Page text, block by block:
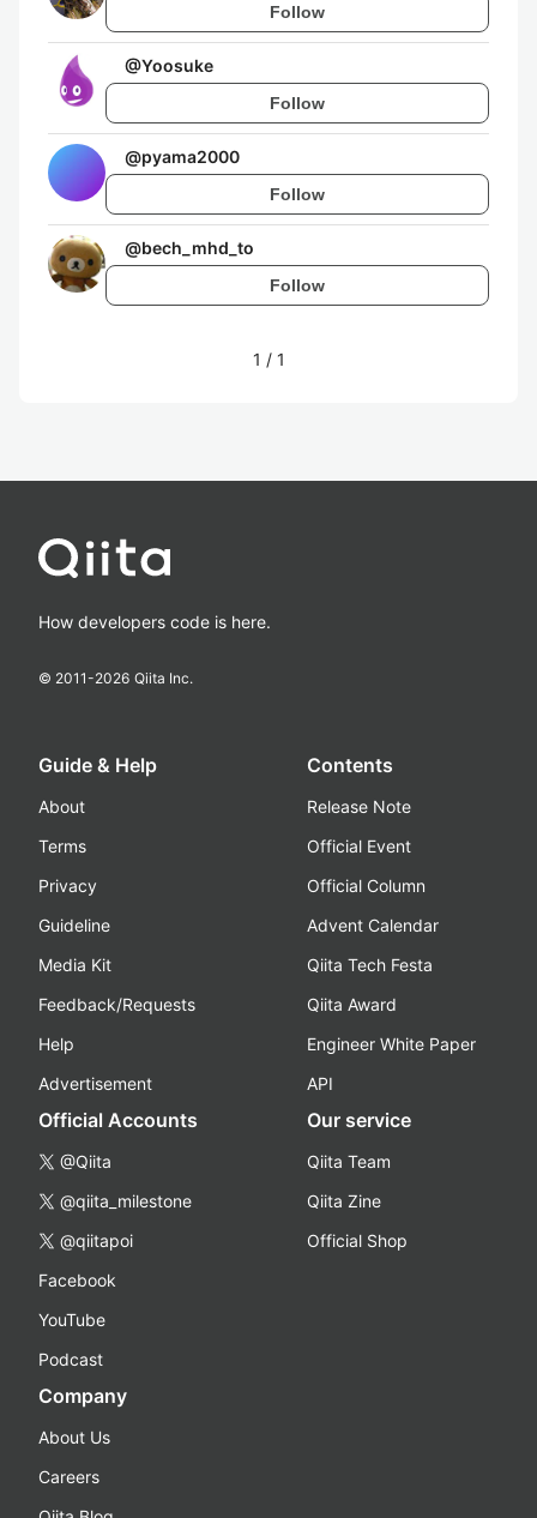
Follow
@Yoosuke
Follow
@pyama2000
Follow
@bech_mhd_to
Follow
1 / 1
How developers code is here.
© 2011-2026 Qiita Inc.
Guide & Help
About
Terms
Privacy
Guideline
Media Kit
Feedback/Requests
Help
Advertisement
Contents
Release Note
Official Event
Official Column
Advent Calendar
Qiita Tech Festa
Qiita Award
Engineer White Paper
API
Official Accounts
@Qiita
@qiita_milestone
@qiitapoi
Facebook
YouTube
Podcast
Our service
Qiita Team
Qiita Zine
Official Shop
Company
About Us
Careers